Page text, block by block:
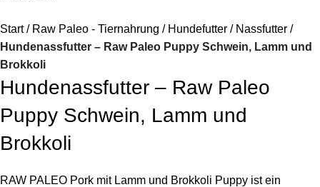
Start Raw Paleo - Tiernahrung Hundefutter
Nassfutter
Hundenassfutter – Raw Paleo Puppy Schwein, Lamm und
Brokkoli
Hundenassfutter – Raw Paleo
Puppy Schwein, Lamm und
Brokkoli
RAW PALEO Pork mit Lamm und Brokkoli Puppy ist ein